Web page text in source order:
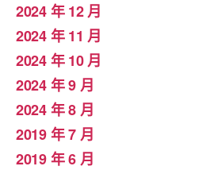
2024 年 12 月
2024 年 11 月
2024 年 10 月
2024 年 9 月
2024 年 8 月
2019 年 7 月
2019 年 6 月